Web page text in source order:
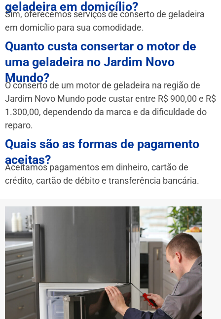
geladeira em domicílio?
Sim, oferecemos serviços de conserto de geladeira
em domicílio para sua comodidade.
Quanto custa consertar o motor de
uma geladeira no Jardim Novo
Mundo?
O conserto de um motor de geladeira na região de
Jardim Novo Mundo pode custar entre R$ 900,00 e R$
1.300,00, dependendo da marca e da dificuldade do
reparo.
Quais são as formas de pagamento
aceitas?
Aceitamos pagamentos em dinheiro, cartão de
crédito, cartão de débito e transferência bancária.